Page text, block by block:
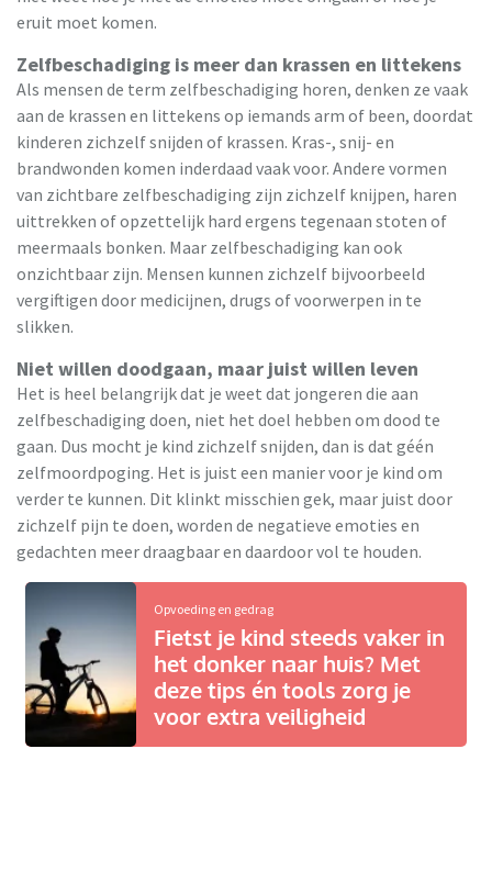
eruit moet komen.
Zelfbeschadiging is meer dan krassen en littekens
Als mensen de term zelfbeschadiging horen, denken ze vaak
aan de krassen en littekens op iemands arm of been, doordat
kinderen zichzelf snijden of krassen. Kras-, snij- en
brandwonden komen inderdaad vaak voor. Andere vormen
van zichtbare zelfbeschadiging zijn zichzelf knijpen, haren
uittrekken of opzettelijk hard ergens tegenaan stoten of
meermaals bonken. Maar zelfbeschadiging kan ook
onzichtbaar zijn. Mensen kunnen zichzelf bijvoorbeeld
vergiftigen door medicijnen, drugs of voorwerpen in te
slikken.
Niet willen doodgaan, maar juist willen leven
Het is heel belangrijk dat je weet dat jongeren die aan
zelfbeschadiging doen, niet het doel hebben om dood te
gaan. Dus mocht je kind zichzelf snijden, dan is dat géén
zelfmoordpoging. Het is juist een manier voor je kind om
verder te kunnen. Dit klinkt misschien gek, maar juist door
zichzelf pijn te doen, worden de negatieve emoties en
gedachten meer draagbaar en daardoor vol te houden.
Opvoeding en gedrag
Fietst je kind steeds vaker in
het donker naar huis? Met
deze tips én tools zorg je
voor extra veiligheid